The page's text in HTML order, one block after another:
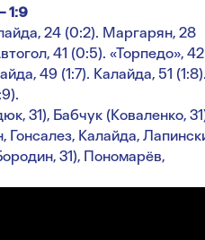
1:9
24 (0:2). Маргарян, 28
41 (0:5). «Торпедо», 42
49 (1:7). Калайда, 51
31), Бабчук (Коваленко,
Гонсалез, Калайда,
31), Пономарёв,